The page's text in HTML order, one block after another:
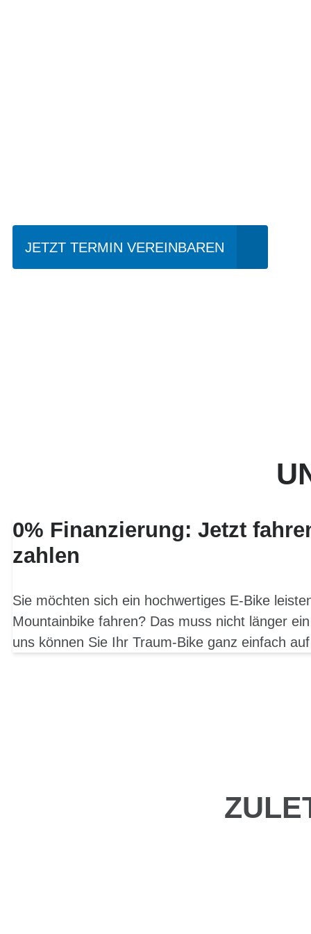
JETZT TERMIN VEREINBAREN
0% Finanzierung: Jetzt
zahlen
Sie möchten sich ein hochwertiges E-Bike
Mountainbike fahren? Das muss nicht länger
uns können Sie Ihr Traum-Bike ganz einfach